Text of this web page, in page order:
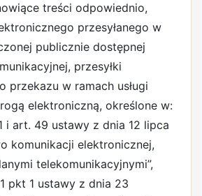
treści odpowiednio,
przesyłanego w
publicznie dostępnej
przesyłki
przekazu w ramach usługi
elektroniczną, określone w:
i art. 49 ustawy z dnia 12 lipca
komunikacji elektronicznej,
telekomunikacyjnymi”,
pkt 1 ustawy z dnia 23